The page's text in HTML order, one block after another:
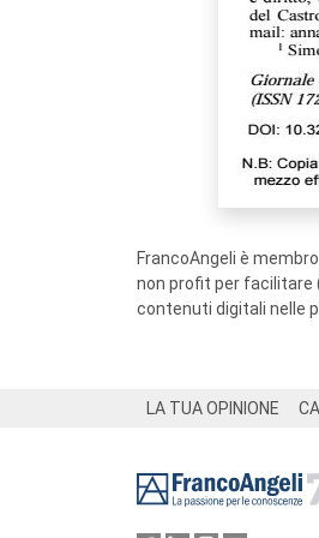
FrancoAngeli è
non profit per facilitare
contenuti digitali nelle
LA TUA OPINIONE